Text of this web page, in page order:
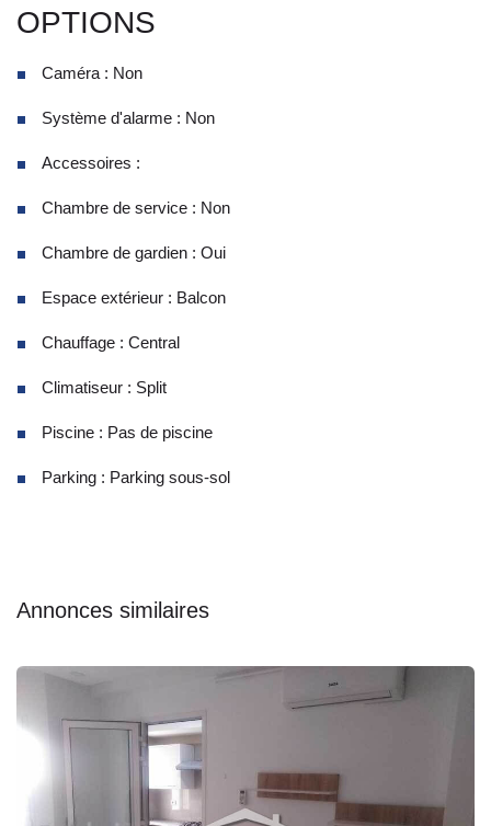
OPTIONS
Caméra : Non
Système d'alarme : Non
Accessoires :
Chambre de service : Non
Chambre de gardien : Oui
Espace extérieur : Balcon
Chauffage : Central
Climatiseur : Split
Piscine : Pas de piscine
Parking : Parking sous-sol
Annonces similaires